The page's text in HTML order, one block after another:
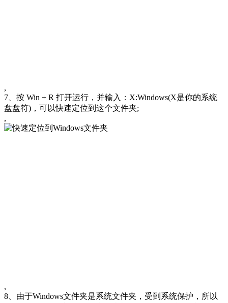
,
7、按 Win + R 打开运行，并输入：X:Windows(X是你的系统
盘盘符)，可以快速定位到这个文件夹;
,
,
8、由于Windows文件夹是系统文件夹，受到系统保护，所以